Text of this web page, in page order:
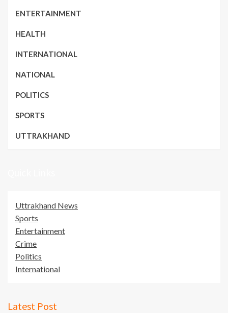
ENTERTAINMENT
HEALTH
INTERNATIONAL
NATIONAL
POLITICS
SPORTS
UTTRAKHAND
Uttrakhand News
Sports
Entertainment
Crime
Politics
International
Latest Post